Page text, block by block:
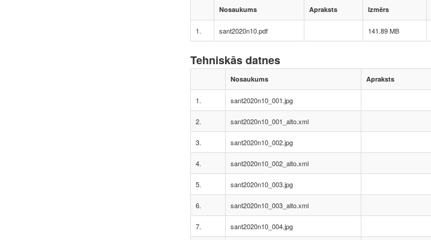
Nosaukums Apraksts Izmērs
1. sant2020n10.pdf 141.89 MB
Tehniskās datnes
Nosaukums Apraksts
1. sant2020n10_001.jpg
2. sant2020n10_001_alto.xml
3. sant2020n10_002.jpg
4. sant2020n10_002_alto.xml
5. sant2020n10_003.jpg
6. sant2020n10_003_alto.xml
7. sant2020n10_004.jpg